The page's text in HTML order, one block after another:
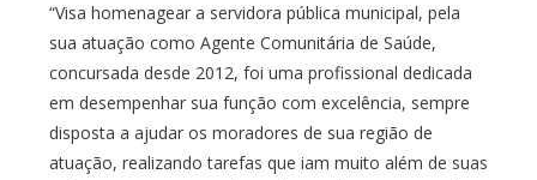
“Visa homenagear a servidora pública municipal, pela
sua atuação como Agente Comunitária de Saúde,
concursada desde 2012, foi uma profissional dedicada
em desempenhar sua função com excelência, sempre
disposta a ajudar os moradores de sua região de
atuação, realizando tarefas que iam muito além de suas